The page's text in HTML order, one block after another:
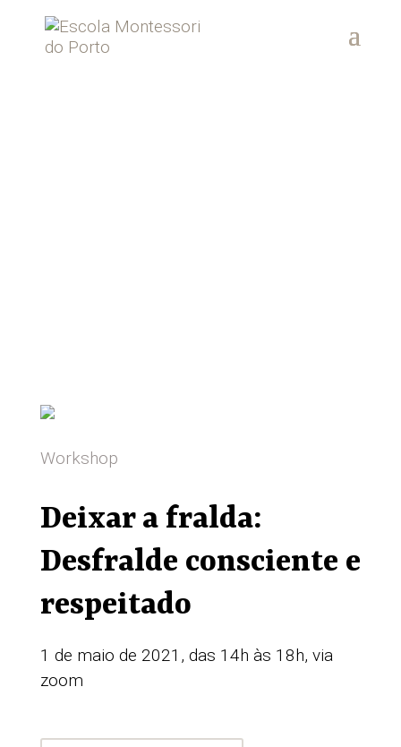
Workshop
Deixar a fralda:
Desfralde consciente e
respeitado
1 de maio de 2021, das 14h às 18h, via
zoom